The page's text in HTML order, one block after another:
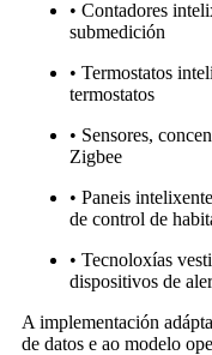
• Contadores
submedición
• Termostatos
termostatos
• Sensores,
Zigbee
• Paneis
de control de
• Tecnoloxías
dispositivos de
A implementación
de datos e ao modelo